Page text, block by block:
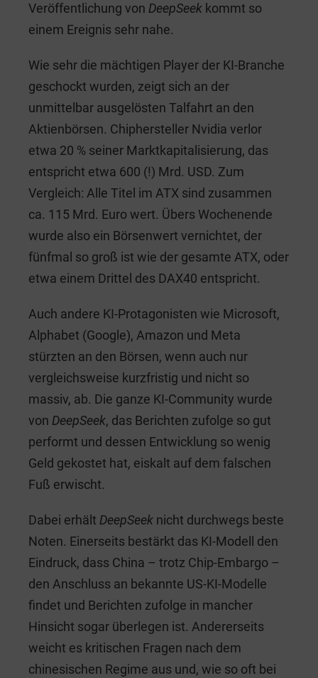
Veröffentlichung von DeepSeek kommt so
einem Ereignis sehr nahe.
Wie sehr die mächtigen Player der KI-Branche
geschockt wurden, zeigt sich an der
unmittelbar ausgelösten Talfahrt an den
Aktienbörsen. Chiphersteller Nvidia verlor
etwa 20 % seiner Marktkapitalisierung, das
entspricht etwa 600 (!) Mrd. USD. Zum
Vergleich: Alle Titel im ATX sind zusammen
ca. 115 Mrd. Euro wert. Übers Wochenende
wurde also ein Börsenwert vernichtet, der
fünfmal so groß ist wie der gesamte ATX, oder
etwa einem Drittel des DAX40 entspricht.
Auch andere KI-Protagonisten wie Microsoft,
Alphabet (Google), Amazon und Meta
stürzten an den Börsen, wenn auch nur
vergleichsweise kurzfristig und nicht so
massiv, ab. Die ganze KI-Community wurde
von DeepSeek, das Berichten zufolge so gut
performt und dessen Entwicklung so wenig
Geld gekostet hat, eiskalt auf dem falschen
Fuß erwischt.
Dabei erhält DeepSeek nicht durchwegs beste
Noten. Einerseits bestärkt das KI-Modell den
Eindruck, dass China – trotz Chip-Embargo –
den Anschluss an bekannte US-KI-Modelle
findet und Berichten zufolge in mancher
Hinsicht sogar überlegen ist. Andererseits
weicht es kritischen Fragen nach dem
chinesischen Regime aus und, wie so oft bei